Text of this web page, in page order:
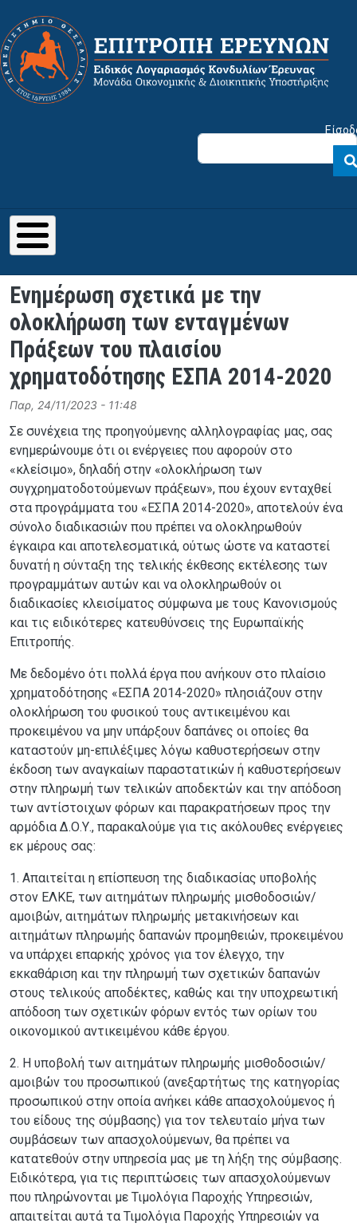
Ενημέρωση σχετικά με την
ολοκλήρωση των ενταγμένων
Πράξεων του πλαισίου
χρηματοδότησης ΕΣΠΑ 2014-2020
Παρ, 24/11/2023 - 11:48
Σε συνέχεια της προηγούμενης αλληλογραφίας μας, σας
ενημερώνουμε ότι οι ενέργειες που αφορούν στο
«κλείσιμο», δηλαδή στην «ολοκλήρωση των
συγχρηματοδοτούμενων πράξεων», που έχουν ενταχθεί
στα προγράμματα του «ΕΣΠΑ 2014-2020», αποτελούν ένα
σύνολο διαδικασιών που πρέπει να ολοκληρωθούν
έγκαιρα και αποτελεσματικά, ούτως ώστε να καταστεί
δυνατή η σύνταξη της τελικής έκθεσης εκτέλεσης των
προγραμμάτων αυτών και να ολοκληρωθούν οι
διαδικασίες κλεισίματος σύμφωνα με τους Κανονισμούς
και τις ειδικότερες κατευθύνσεις της Ευρωπαϊκής
Επιτροπής.
Με δεδομένο ότι πολλά έργα που ανήκουν στο πλαίσιο
χρηματοδότησης «ΕΣΠΑ 2014-2020» πλησιάζουν στην
ολοκλήρωση του φυσικού τους αντικειμένου και
προκειμένου να μην υπάρξουν δαπάνες οι οποίες θα
καταστούν μη-επιλέξιμες λόγω καθυστερήσεων στην
έκδοση των αναγκαίων παραστατικών ή καθυστερήσεων
στην πληρωμή των τελικών αποδεκτών και την απόδοση
των αντίστοιχων φόρων και παρακρατήσεων προς την
αρμόδια Δ.Ο.Υ., παρακαλούμε για τις ακόλουθες ενέργειες
εκ μέρους σας:
1. Απαιτείται η επίσπευση της διαδικασίας υποβολής
στον ΕΛΚΕ, των αιτημάτων πληρωμής μισθοδοσιών/
αμοιβών, αιτημάτων πληρωμής μετακινήσεων και
αιτημάτων πληρωμής δαπανών προμηθειών, προκειμένου
να υπάρχει επαρκής χρόνος για τον έλεγχο, την
εκκαθάριση και την πληρωμή των σχετικών δαπανών
στους τελικούς αποδέκτες, καθώς και την υποχρεωτική
απόδοση των σχετικών φόρων εντός των ορίων του
οικονομικού αντικειμένου κάθε έργου.
2. Η υποβολή των αιτημάτων πληρωμής μισθοδοσιών/
αμοιβών του προσωπικού (ανεξαρτήτως της κατηγορίας
προσωπικού στην οποία ανήκει κάθε απασχολούμενος ή
του είδους της σύμβασης) για τον τελευταίο μήνα των
συμβάσεων των απασχολούμενων, θα πρέπει να
κατατεθούν στην υπηρεσία μας με τη λήξη της σύμβασης.
Ειδικότερα, για τις περιπτώσεις των απασχολούμενων
που πληρώνονται με Τιμολόγια Παροχής Υπηρεσιών,
απαιτείται αυτά τα Τιμολόγια Παροχής Υπηρεσιών να